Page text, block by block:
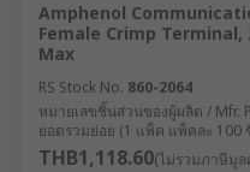
Amphenol
Female Crimp Terminal,
Max
RS Stock No. 860-2064
หมายเลขชิ้นส่วนของผู้ผลิต / Mfr.
ยอดรวมย่อย (1 แพ็ค แพ็คละ 100
THB1,118.60(ไม่รวมภาษีมูล